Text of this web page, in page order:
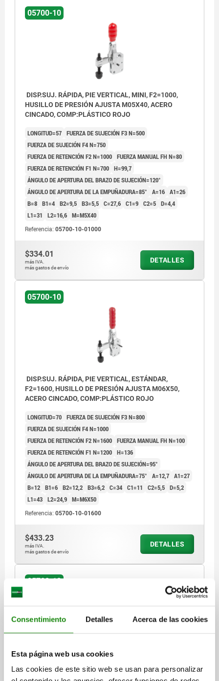
Consentimiento Detalles Acerca de las cookies
Esta página web usa cookies
Las cookies de este sitio web se usan para personalizar
05700-10
DISP.SUJ. RÁPIDA, PIE VERTICAL, MINI, F2=1000,
HUSILLO DE PRESIÓN AJUSTA M05X40, ACERO
CINCADO, COMP:PLÁSTICO ROJO
LONGITUD=57 FUERZA DE SUJECIÓN F3 N=500
FUERZA DE SUJECIÓN F4 N=750
FUERZA DE RETENCIÓN F2 N=1000 FUERZA MANUAL FH N=80
FUERZA DE RETENCIÓN F1 N=700 H=99,7
ÁNGULO DE APERTURA DEL BRAZO DE SUJECIÓN=120°
ÁNGULO DE APERTURA DE LA EMPUÑADURA=85°
A=16 A1=26
B=8 B1=4 B2=9,5 B3=5,5 C=27,6 C1=9 C2=5 D=4,4
L1=31
L2=16,6 M=M5X40
Referencia: 05700-10-01000
$334.01
más IVA.
más gastos de envío
DETALLES
05700-10
DISP.SUJ. RÁPIDA, PIE VERTICAL, ESTÁNDAR,
F2=1600, HUSILLO DE PRESIÓN AJUSTA M06X50,
ACERO CINCADO, COMP:PLÁSTICO ROJO
LONGITUD=70 FUERZA DE SUJECIÓN F3 N=800
FUERZA DE SUJECIÓN F4 N=1000
FUERZA DE RETENCIÓN F2 N=1600 FUERZA MANUAL FH N=100
FUERZA DE RETENCIÓN F1 N=1200 H=136
ÁNGULO DE APERTURA DEL BRAZO DE SUJECIÓN=95°
ÁNGULO DE APERTURA DE LA EMPUÑADURA=75°
A=12,7 A1=27
B=12 B1=6 B2=12,2 B3=6,2 C=34 C1=11 C2=5,5 D=5,2
L1=43 L2=24,9 M=M6X50
Referencia: 05700-10-01600
$433.23
más IVA.
más gastos de envío
DETALLES
05700-10
F2=2400, HUSILLO DE PRESIÓN AJUSTA M08X63,